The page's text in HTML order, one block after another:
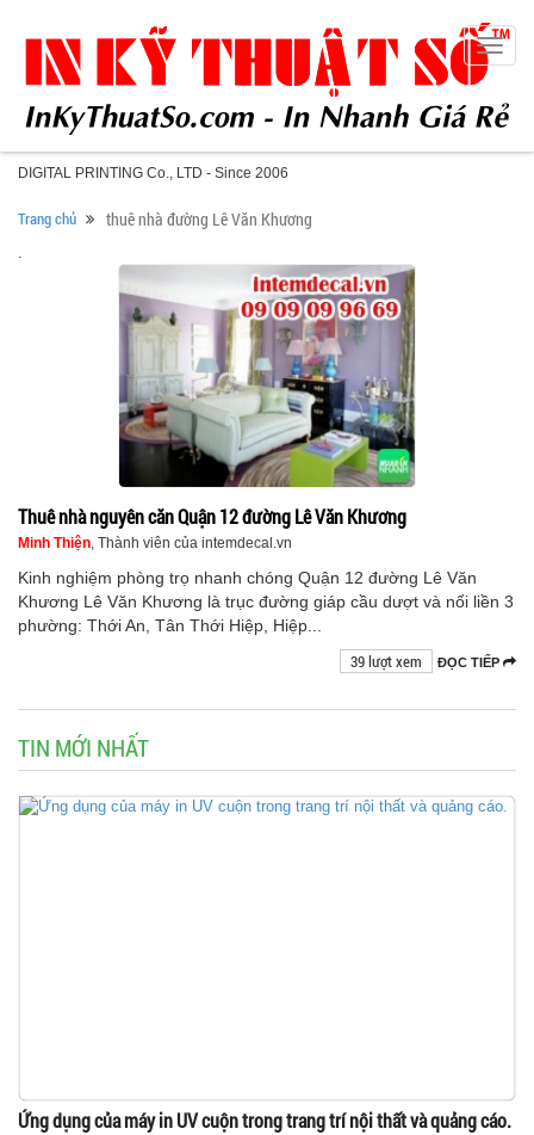
DIGITAL PRINTING Co., LTD - Since 2006
Toggle
Trang chủ thuê nhà đường Lê Văn Khương
.
Thuê nhà nguyên căn Quận 12 đường Lê Văn Khương
Minh Thiện, Thành viên của intemdecal.vn
Kinh nghiệm phòng trọ nhanh chóng Quận 12 đường Lê Văn
Khương Lê Văn Khương là trục đường giáp cầu dượt và nối liền 3
phường: Thới An, Tân Thới Hiệp, Hiệp...
ĐỌC TIẾP
39 lượt xem
TIN MỚI NHẤT
Ứng dụng của máy in UV cuộn trong trang trí nội thất và quảng cáo.